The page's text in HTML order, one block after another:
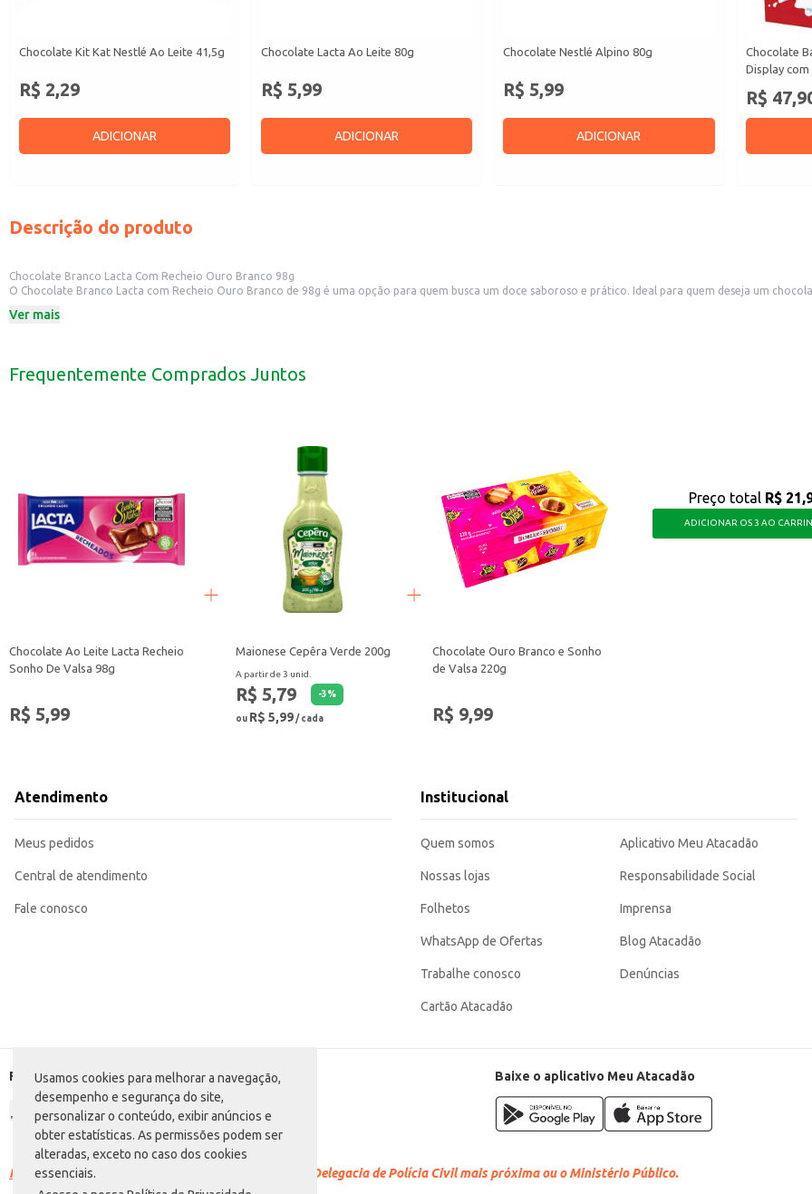
Usamos cookies para melhorar a navegação,
desempenho e segurança do site,
personalizar o conteúdo, exibir anúncios e
obter estatísticas. As permissões podem ser
alteradas, exceto no caso dos cookies
essenciais.
Chocolate Kit Kat Nestlé Ao Leite 41,5g
R$ 2,29
ADICIONAR
Chocolate Lacta Ao Leite 80g
R$ 5,99
ADICIONAR
Chocolate Nestlé Alpino 80g
R$ 5,99
ADICIONAR
Chocolate
Display com
R$
Descrição do produto
Chocolate Branco Lacta Com Recheio Ouro Branco 98g
O Chocolate Branco Lacta com Recheio Ouro Branco de 98g é uma opção para quem busca um doce saboroso e prático. Ideal para quem deseja um
Dicas de Uso:
O Chocolate Branco Lacta com Recheio Ouro Branco é uma escolha saborosa e versátil para quem aprecia o sabor do chocolate branco com um toque
Ver mais
Frequentemente Comprados Juntos
Chocolate Ao Leite Lacta Recheio
Sonho De Valsa 98g
R$ 5,99
Maionese Cepêra Verde 200g
A partir de 3 unid.
R$ 5,79 -3%
ou R$ 5,99 / cada
Chocolate Ouro Branco e Sonho
de Valsa 220g
R$ 9,99
Preço total R$
ADICIONAR OS 3 AO
Atendimento
Meus pedidos
Central de atendimento
Fale conosco
Institucional
Quem somos
Nossas lojas
Folhetos
WhatsApp de Ofertas
Trabalhe conosco
Cartão Atacadão
Aplicativo Meu Atacadão
Responsabilidade Social
Imprensa
Blog Atacadão
Denúncias
Formas de pagamento Baixe o aplicativo Meu Atacadão
Racismo é crime. Denuncie. Disque 100 ou procure a Delegacia de Polícia Civil mais próxima ou o Ministério Público.